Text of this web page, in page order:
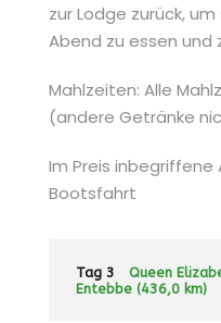
zur Lodge zurück,
Abend zu essen und
Mahlzeiten: Alle
(andere Getränke
Im Preis
Bootsfahrt
Tag 3
Queen
Entebbe (436,0 km)